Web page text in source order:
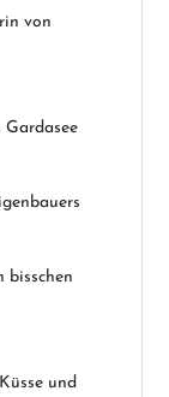
von
bisschen
und